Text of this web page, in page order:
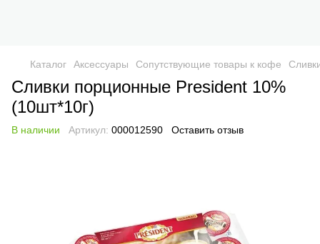
Каталог Аксессуары Сопутствующие товары к кофе
Сливки порционные President 10%
(10шт*10г)
В наличии Артикул: 000012590 Оставить отзыв